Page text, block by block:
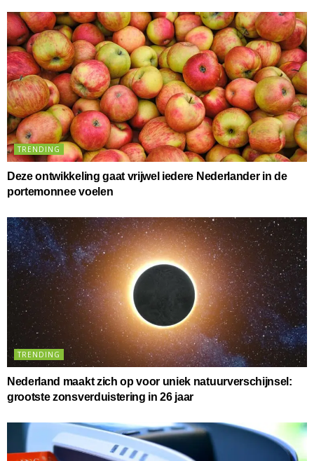
TRENDING
Deze ontwikkeling gaat vrijwel iedere Nederlander in de
portemonnee voelen
TRENDING
Nederland maakt zich op voor uniek natuurverschijnsel:
grootste zonsverduistering in 26 jaar